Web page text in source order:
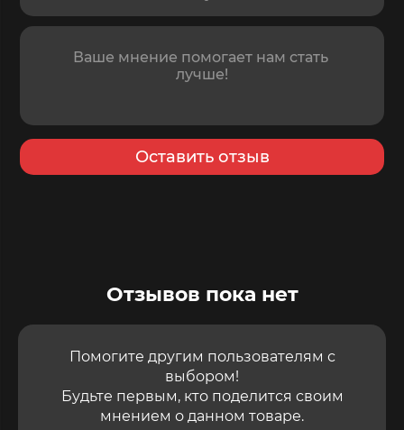
Отзыв
Оставить отзыв
Отзывов пока нет
Помогите другим пользователям с
выбором!
Будьте первым, кто поделится своим
мнением о данном товаре.